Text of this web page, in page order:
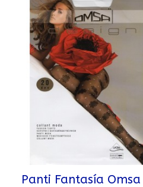
Panti Fantasía